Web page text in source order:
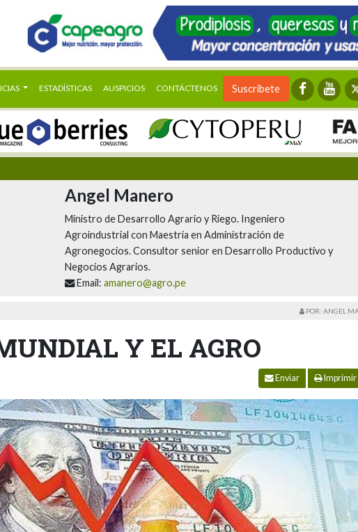
ESTADÍSTICAS AUSPICIOS CONTÁCTENOS Suscríbete
Angel Manero
Ministro de Desarrollo Agrario y Riego. Ingeniero
Agroindustrial con Maestría en Administración de
Agronegocios. Consultor senior en Desarrollo Productivo y
Negocios Agrarios.
Email: amanero@agro.pe
POR: ANGEL
Y EL AGRO
Enviar Imprimir